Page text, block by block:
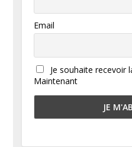
Email
Je souhaite recevoir
Maintenant